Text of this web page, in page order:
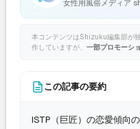
女性用風俗メディア
本コンテンツはShizuku編集部が
作していますが、 一部プロモーシ
この記事の要約
ISTP（巨匠）の恋愛傾向